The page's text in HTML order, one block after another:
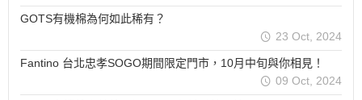
GOTS有機棉為何如此稀有？
23 Oct, 2024
Fantino 台北忠孝SOGO期間限定門市，10月中旬與你相見！
09 Oct, 2024